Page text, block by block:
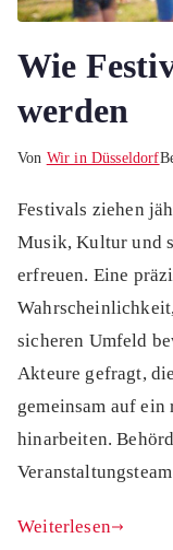
Wie
werden
Von Wir in Düsseldorf
Festivals ziehen
Musik, Kultur und
erfreuen. Eine
sicheren Umfeld
Akteure gefragt,
gemeinsam auf
hinarbeiten.
Weiterlesen